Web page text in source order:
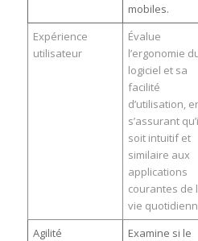
mobiles.
Expérience
utilisateur
Évalue
l’ergonomie
logiciel et sa
facilité
d’utilisation,
s’assurant
soit intuitif et
similaire aux
applications
courantes de
vie
Agilité
Examine si le